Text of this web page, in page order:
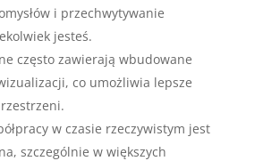
i przechwytywanie
jesteś.
często zawierają wbudowane
co umożliwia lepsze
w czasie rzeczywistym jest
szczególnie w większych